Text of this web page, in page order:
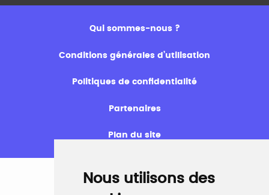
Nous utilisons des
Qui sommes-nous ?
Conditions générales d’utilisation
Politiques de confidentialité
Partenaires
Plan du site